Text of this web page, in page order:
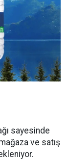
sayesinde
ve satış